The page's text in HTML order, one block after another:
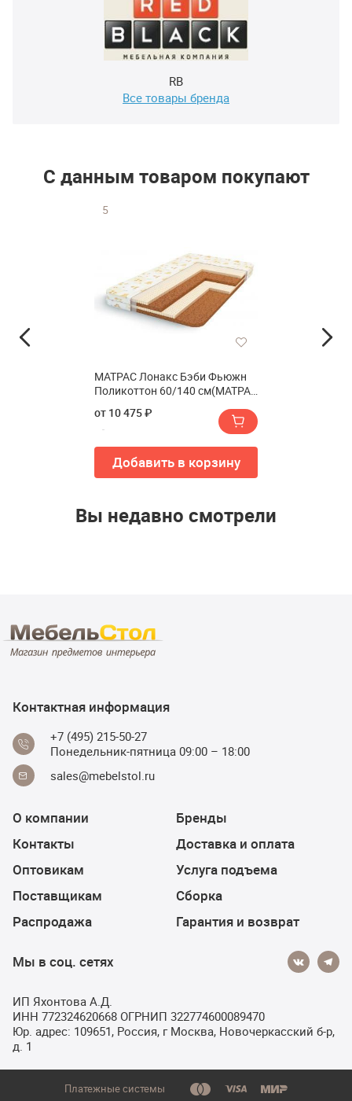
RB
Все товары бренда
С данным товаром покупают
5
МАТРАС Лонакс Бэби Фьюжн
Поликоттон 60/140 см(МАТРАС
Поликоттон 60/140 см)
от 10 475 ₽
Добавить в корзину
Вы недавно смотрели
Контактная информация
+7 (495) 215-50-27
Понедельник-пятница 09:00 – 18:00
sales@mebelstol.ru
О компании
Контакты
Оптовикам
Поставщикам
Распродажа
Бренды
Доставка и оплата
Услуга подъема
Сборка
Гарантия и возврат
Мы в соц. сетях
ИП Яхонтова А.Д.
ИНН 772324620668 ОГРНИП 322774600089470
Юр. адрес: 109651, Россия, г Москва, Новочеркасский б-р,
д. 1
Платежные системы